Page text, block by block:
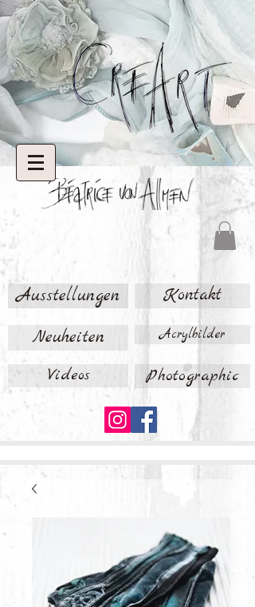
Ausstellungen Kontakt
Neuheiten Acrylbilder
Videos Photographic